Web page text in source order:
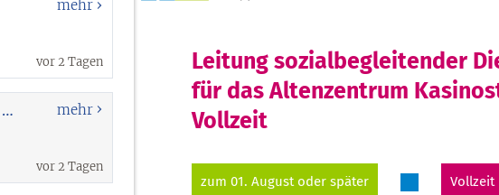
mehr
vor 2 Tagen
Studentische Hilfskraft (m/w/d) in der Eingliederungshilfe - Ambulant Betreutes Wohnen Bochum mehr
vor 2 Tagen